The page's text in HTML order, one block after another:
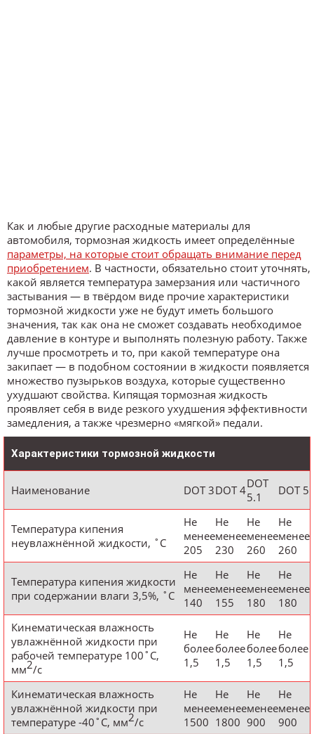
Как и любые другие расходные материалы для
автомобиля, тормозная жидкость имеет определённые
параметры, на которые стоит обращать внимание перед
приобретением. В частности, обязательно стоит уточнять,
какой является температура замерзания или частичного
застывания — в твёрдом виде прочие характеристики
тормозной жидкости уже не будут иметь большого
значения, так как она не сможет создавать необходимое
давление в контуре и выполнять полезную работу. Также
лучше просмотреть и то, при какой температуре она
закипает — в подобном состоянии в жидкости появляется
множество пузырьков воздуха, которые существенно
ухудшают свойства. Кипящая тормозная жидкость
проявляет себя в виде резкого ухудшения эффективности
замедления, а также чрезмерно «мягкой» педали.
Характеристики тормозной жидкости
Наименование DOT 3DOT 4DOT
5.1
DOT 5
Температура кипения
неувлажнённой жидкости, ˚С
Не
менее
205
Не
менее
230
Не
менее
260
Не
менее
260
Температура кипения жидкости
при содержании влаги 3,5%, ˚С
Не
менее
140
Не
менее
155
Не
менее
180
Не
менее
180
Кинематическая влажность
увлажнённой жидкости при
рабочей температуре 100˚С,
мм2/с
Не
более
1,5
Не
более
1,5
Не
более
1,5
Не
более
1,5
Кинематическая влажность
увлажнённой жидкости при
температуре -40˚С, мм2/с
Не
менее
1500
Не
менее
1800
Не
менее
900
Не
менее
900